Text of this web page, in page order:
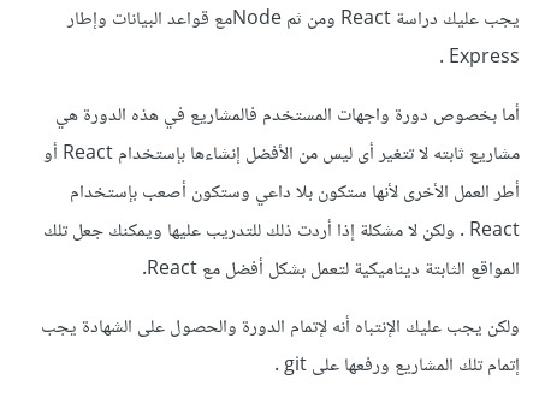
يجب عليك دراسة React ومن ثم Nodeمع قواعد البيانات وإطار
Express .
أما بخصوص دورة واجهات المستخدم فالمشاريع في هذه الدورة هي
مشاريع ثابته لا تتغير أى ليس من الأفضل إنشاءها بإستخدام React أو
أطر العمل الأخرى لأنها ستكون بلا داعي وستكون أصعب بإستخدام
React . ولكن لا مشكلة إذا أردت ذلك للتدريب عليها ويمكنك جعل تلك
المواقع الثابتة ديناميكية لتعمل بشكل أفضل مع React.
ولكن يجب عليك الإنتباه أنه لإتمام الدورة والحصول على الشهادة يجب
إتمام تلك المشاريع ورفعها على git .